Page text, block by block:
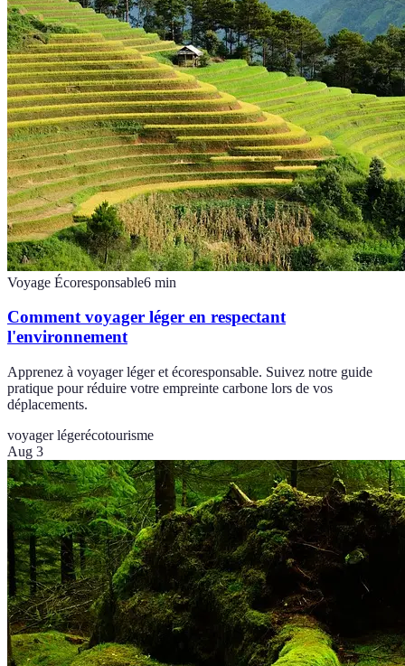
Voyage Écoresponsable6 min
Comment voyager léger en respectant
l'environnement
Apprenez à voyager léger et écoresponsable. Suivez notre guide
pratique pour réduire votre empreinte carbone lors de vos
déplacements.
voyager légerécotourisme
Aug 3